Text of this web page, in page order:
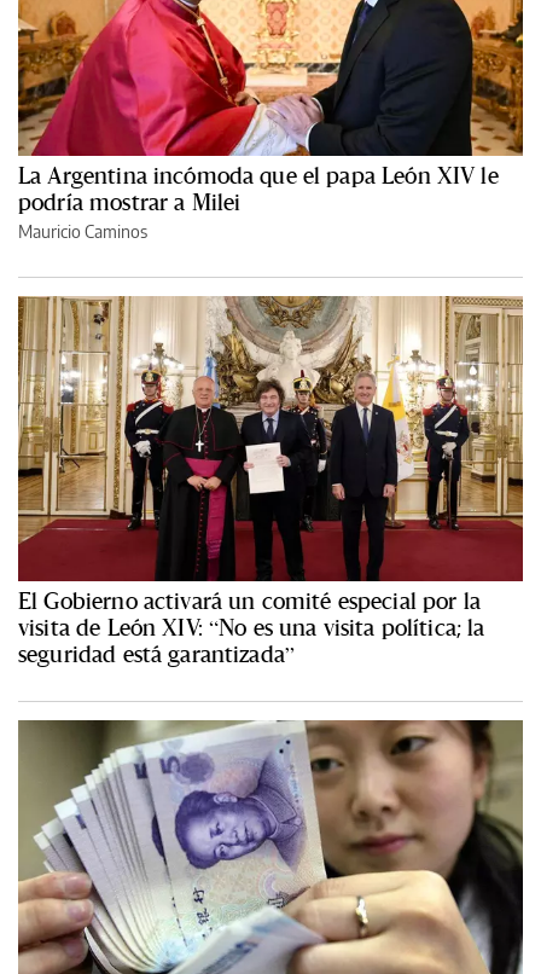
La Argentina incómoda que el papa León XIV le
podría mostrar a Milei
Mauricio Caminos
El Gobierno activará un comité especial por la
visita de León XIV: “No es una visita política; la
seguridad está garantizada”